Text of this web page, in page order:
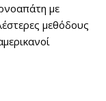
με
μεθόδους